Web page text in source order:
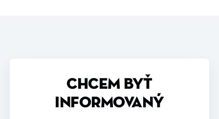
CHCEM BYŤ
INFORMOVANÝ